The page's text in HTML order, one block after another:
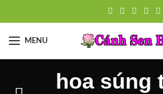
MENU
hoa súng